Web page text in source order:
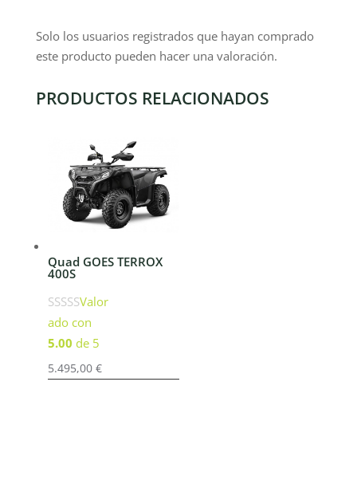
Solo los usuarios registrados que hayan comprado
este producto pueden hacer una valoración.
PRODUCTOS RELACIONADOS
Quad GOES TERROX
400S
Valor
ado con
5.00 de 5
5.495,00 €